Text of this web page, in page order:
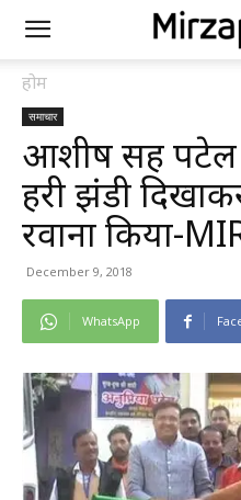
होम
समाचार
आशीष सिंह
हरी झंडी
रवाना किया-
December 9, 2018
WhatsApp